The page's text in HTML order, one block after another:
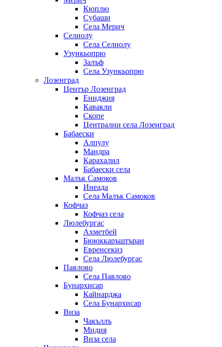
Кюплю
Субаши
Села Мерич
Селиолу
Села Селиолу
Узункьопрю
Залъф
Села Узункьопрю
Лозенград
Център Лозенград
Ениджия
Кавакли
Скопе
Централни села Лозенград
Бабаески
Алпулу
Мандра
Карахалил
Бабаески села
Малък Самоков
Инеада
Села Малък Самоков
Кофчаз
Кофчаз села
Люлебургас
Ахметбей
Бююккаръштъран
Евренсекиз
Села Люлебургас
Павлово
Села Павлово
Бунархисар
Кайнарджа
Села Бунархисар
Виза
Чакъллъ
Мидия
Виза села